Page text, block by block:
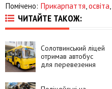
Помічено: Прикарпаття,освіта,
ЧИТАЙТЕ ТАКОЖ:
Солотвинський ліцей
отримав автобус
для перевезення